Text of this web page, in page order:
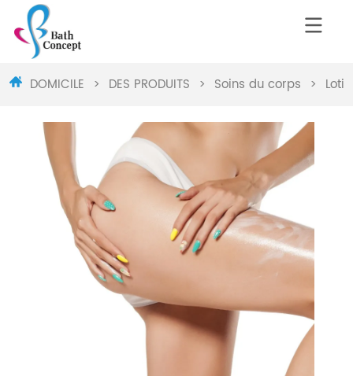
DOMICILE > DES PRODUITS > Soins du corps >